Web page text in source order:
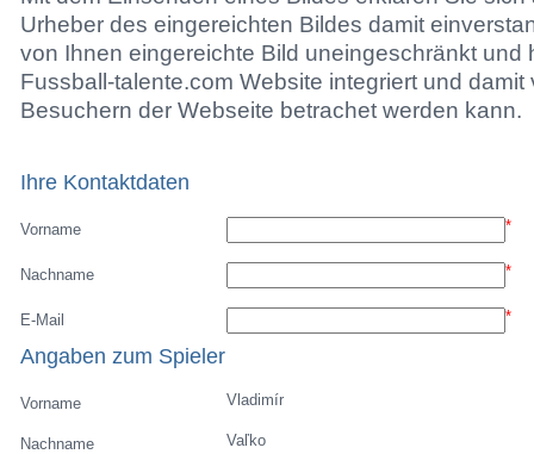
Urheber des eingereichten Bildes damit
von Ihnen eingereichte Bild uneingeschränkt und
Fussball-talente.com Website integriert und damit
Besuchern der Webseite betrachet werden kann.
Ihre Kontaktdaten
Vorname *
Nachname *
E-Mail *
Angaben zum Spieler
Vorname Vladimír
Nachname Vaľko